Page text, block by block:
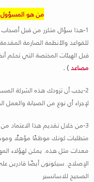
من هو
1-هذا سؤال متكرر من قبل أصحاب
للقواعد والأنظمة الصارمة
قبل الهيئات المختصة التي تحكم
مصاعد) .
2-يجب أن تزودك هذه الشركة
لإجراء أي نوع من الصيانة والعمل
3-من خلال تقديم هذا الاعتماد
متطلبات كونك موظفًا مؤهلًا
معدات مثل هذه. يمكن لهؤلاء
الإصلاح. سيكونون أيضًا قادرين
الصحيح للاسانسير